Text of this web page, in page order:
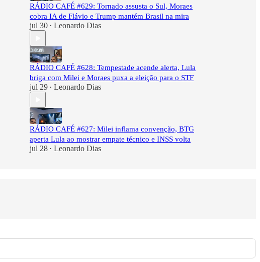
RÁDIO CAFÉ #629: Tornado assusta o Sul, Moraes
cobra IA de Flávio e Trump mantém Brasil na mira
jul 30 • Leonardo Dias
RÁDIO CAFÉ #628: Tempestade acende alerta, Lula
briga com Milei e Moraes puxa a eleição para o STF
jul 29 • Leonardo Dias
RÁDIO CAFÉ #627: Milei inflama convenção, BTG
aperta Lula ao mostrar empate técnico e INSS volta
jul 28 • Leonardo Dias